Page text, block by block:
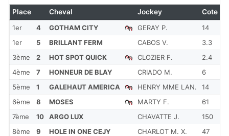
1er 4 GOTHAM CITY GERAY P. 14
1er
5 BRILLANT FERM CABOS V. 3.3
3ème
2 HOT SPOT QUICK CLOZIER F. 2.4
4ème
7 HONNEUR DE BLAY CRIADO M. 6
5ème
1 GALEHAUT AMERICA HENRY MME LAN. 14
6ème
8 MOSES MARTY F. 61
7ème
10 ARGO LUX CHAVATTE J. 150
8ème
9 HOLE IN ONE CEJY CHARLOT M. X. 47
Place Cheval Jockey Cote